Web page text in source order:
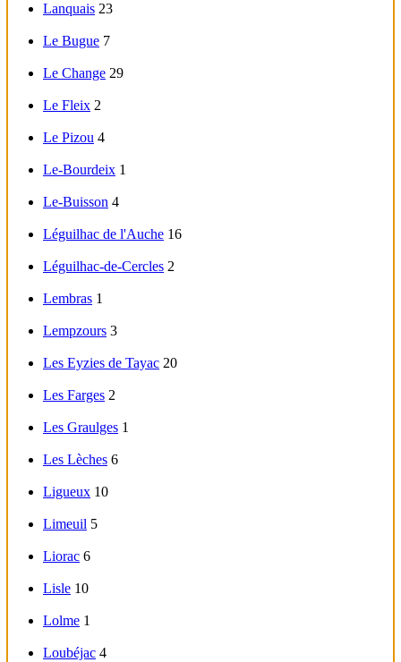
Lanquais 23
Le Bugue 7
Le Change 29
Le Fleix 2
Le Pizou 4
Le-Bourdeix 1
Le-Buisson 4
Léguilhac de l'Auche 16
Léguilhac-de-Cercles 2
Lembras 1
Lempzours 3
Les Eyzies de Tayac 20
Les Farges 2
Les Graulges 1
Les Lèches 6
Ligueux 10
Limeuil 5
Liorac 6
Lisle 10
Lolme 1
Loubéjac 4